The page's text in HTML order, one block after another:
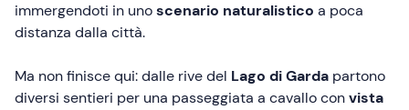
immergendoti in unoscenario naturalistico a poca
distanza dalla città.
Ma non finisce qui: dalle rive del Lago di Garda partono
diversi sentieri per una passeggiata a cavallo convista